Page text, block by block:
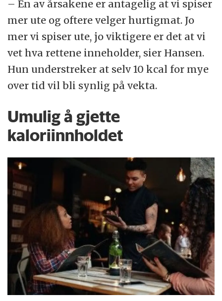
– En av årsakene er antagelig at vi spiser
mer ute og oftere velger hurtigmat. Jo
mer vi spiser ute, jo viktigere er det at vi
vet hva rettene inneholder, sier Hansen.
Hun understreker at selv 10 kcal for mye
over tid vil bli synlig på vekta.
Umulig å gjette
kaloriinnholdet